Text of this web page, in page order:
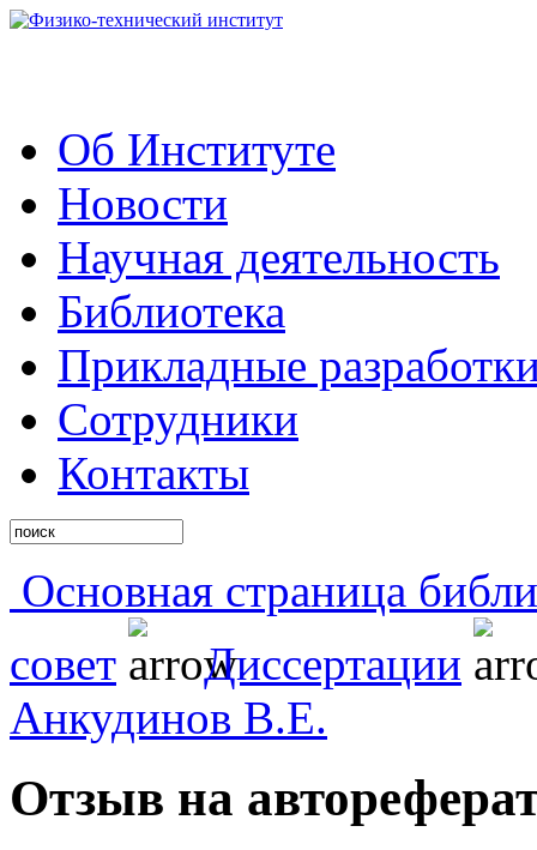
Об Институте
Новости
Научная деятельность
Библиотека
Прикладные
Сотрудники
Контакты
Основная страница
совет
Диссертации
Анкудинов В.Е.
Отзыв на